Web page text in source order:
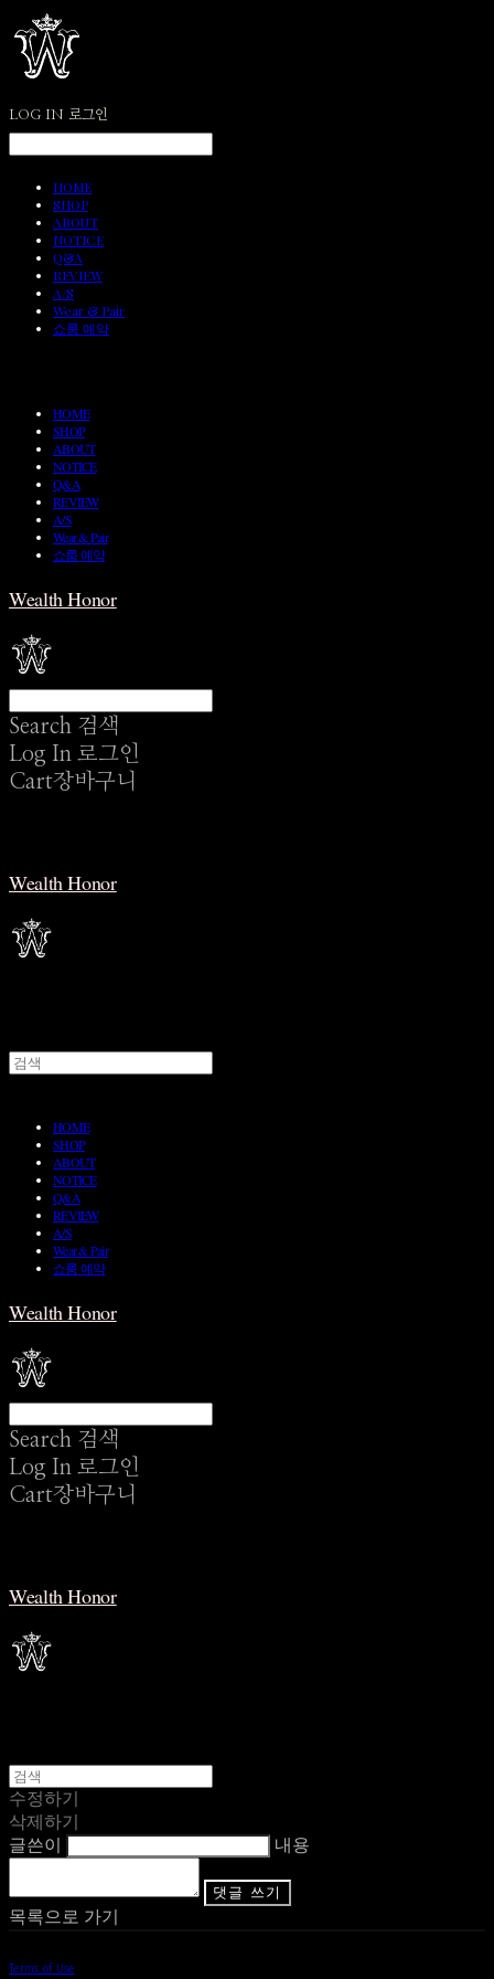
LOG IN 로그인
HOME
SHOP
ABOUT
NOTICE
Q&A
REVIEW
A/S
Wear & Pair
쇼룸 예약
HOME
SHOP
ABOUT
NOTICE
Q&A
REVIEW
A/S
Wear & Pair
쇼룸 예약
Wealth Honor
Search 검색
Log In 로그인
Cart장바구니
Wealth Honor
HOME
SHOP
ABOUT
NOTICE
Q&A
REVIEW
A/S
Wear & Pair
쇼룸 예약
Wealth Honor
Search 검색
Log In 로그인
Cart장바구니
Wealth Honor
수정하기
삭제하기
글쓴이
내용
댓글 쓰기
목록으로 가기
Terms of Use